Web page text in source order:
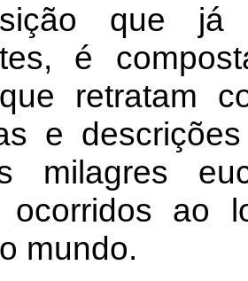
que já
é
retratam
e
milagres
ocorridos ao
mundo.